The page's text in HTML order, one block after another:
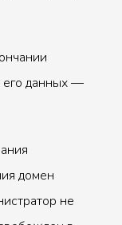
его данных —
домен
не